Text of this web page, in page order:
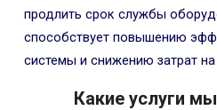
продлить срок службы
способствует повышению
системы и снижению затрат
Какие услуги